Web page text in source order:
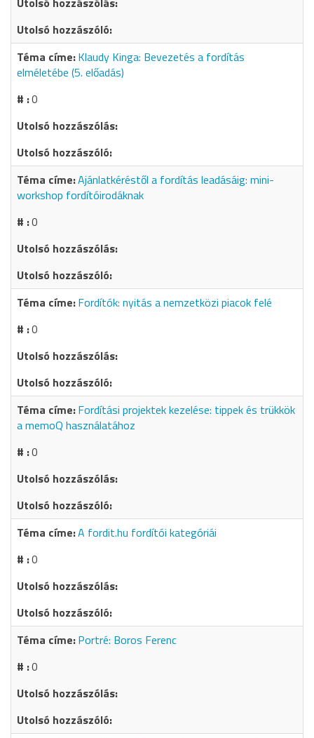
Klaudy Kinga: Bevezetés a fordítás
elméletébe (5. előadás)
0
Ajánlatkéréstől a fordítás leadásáig: mini-
workshop fordítóirodáknak
0
Fordítók: nyitás a nemzetközi piacok felé
0
Fordítási projektek kezelése: tippek és trükkök
a memoQ használatához
0
A fordit.hu fordítói kategóriái
0
Portré: Boros Ferenc
0